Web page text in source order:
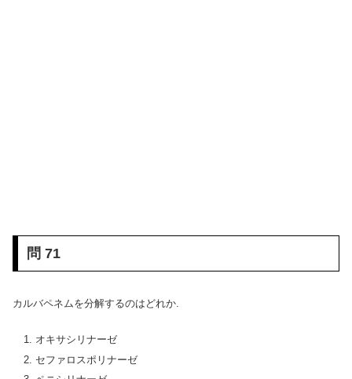
問 71
カルバペネムを分解するのはどれか.
オキサシリナーゼ
セファロスポリナーゼ